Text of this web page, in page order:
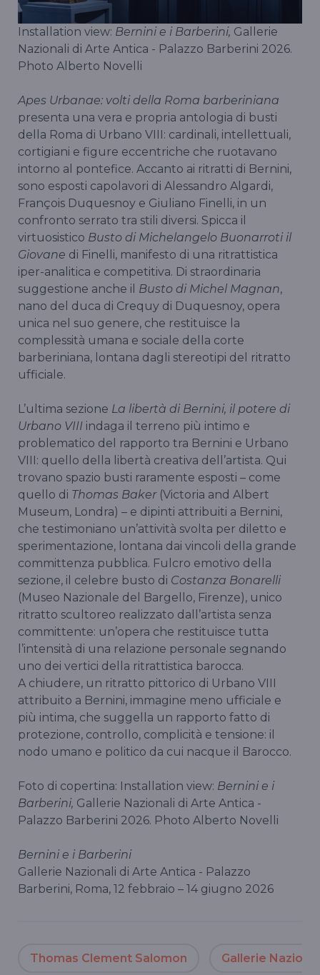
Installation view: Bernini e i Barberini, Gallerie
Nazionali di Arte Antica - Palazzo Barberini 2026.
Photo Alberto Novelli
Apes Urbanae: volti della Roma barberiniana
presenta una vera e propria antologia di busti
della Roma di Urbano VIII: cardinali, intellettuali,
cortigiani e figure eccentriche che ruotavano
intorno al pontefice. Accanto ai ritratti di Bernini,
sono esposti capolavori di Alessandro Algardi,
François Duquesnoy e Giuliano Finelli, in un
confronto serrato tra stili diversi. Spicca il
virtuosistico Busto di Michelangelo Buonarroti il
Giovane di Finelli, manifesto di una ritrattistica
iper-analitica e competitiva. Di straordinaria
suggestione anche il Busto di Michel Magnan,
nano del duca di Crequy di Duquesnoy, opera
unica nel suo genere, che restituisce la
complessità umana e sociale della corte
barberiniana, lontana dagli stereotipi del ritratto
ufficiale.
L’ultima sezione La libertà di Bernini, il potere di
Urbano VIII indaga il terreno più intimo e
problematico del rapporto tra Bernini e Urbano
VIII: quello della libertà creativa dell’artista. Qui
trovano spazio busti raramente esposti – come
quello di Thomas Baker (Victoria and Albert
Museum, Londra) – e dipinti attribuiti a Bernini,
che testimoniano un’attività svolta per diletto e
sperimentazione, lontana dai vincoli della grande
committenza pubblica. Fulcro emotivo della
sezione, il celebre busto di Costanza Bonarelli
(Museo Nazionale del Bargello, Firenze), unico
ritratto scultoreo realizzato dall’artista senza
committente: un’opera che restituisce tutta
l’intensità di una relazione personale segnando
uno dei vertici della ritrattistica barocca.
A chiudere, un ritratto pittorico di Urbano VIII
attribuito a Bernini, immagine meno ufficiale e
più intima, che suggella un rapporto fatto di
protezione, controllo, complicità e tensione: il
nodo umano e politico da cui nacque il Barocco.
Foto di copertina: Installation view: Bernini e i
Barberini, Gallerie Nazionali di Arte Antica -
Palazzo Barberini 2026. Photo Alberto Novelli
Bernini e i Barberini
Gallerie Nazionali di Arte Antica - Palazzo
Barberini, Roma, 12 febbraio – 14 giugno 2026
Thomas Clement Salomon Gallerie